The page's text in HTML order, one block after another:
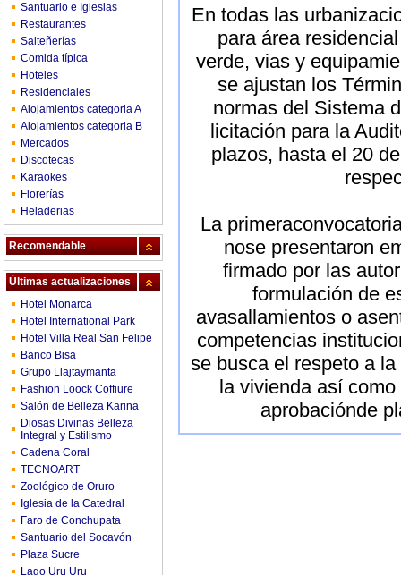
Santuario e Iglesias
Restaurantes
Salteñerías
Comida típica
Hoteles
Residenciales
Alojamientos categoria A
Alojamientos categoria B
Mercados
Discotecas
Karaokes
Florerías
Heladerias
Recomendable
Últimas actualizaciones
Hotel Monarca
Hotel International Park
Hotel Villa Real San Felipe
Banco Bisa
Grupo Llajtaymanta
Fashion Loock Coffiure
Salón de Belleza Karina
Diosas Divinas Belleza
Integral y Estilismo
Cadena Coral
TECNOART
Zoológico de Oruro
Iglesia de la Catedral
Faro de Conchupata
Santuario del Socavón
Plaza Sucre
Lago Uru Uru
En todas las
para área
verde, vias y
se ajustan los
normas del Sistema
licitación para la
plazos, hasta el 20
La
nose presentaron
firmado por las
formulación de
avasallamientos o
competencias
se busca el respeto a
la vivienda así
aprobaciónde